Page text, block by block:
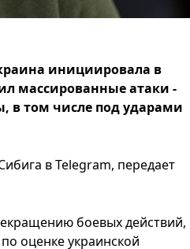
инициировала в
массированные атаки -
в том числе под ударами
в Telegram, передает
боевых действий,
оценке украинской